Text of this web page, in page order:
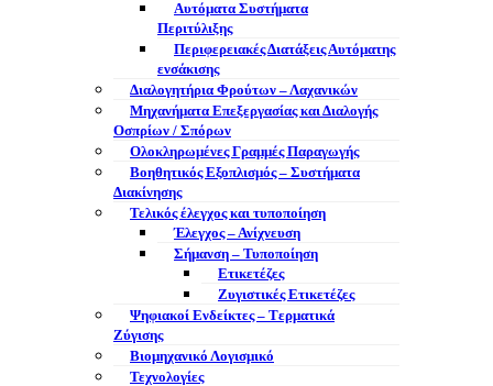
Αυτόματα Συστήματα
Περιτύλιξης
Περιφερειακές Διατάξεις Αυτόματης
ενσάκισης
Διαλογητήρια Φρούτων – Λαχανικών
Μηχανήματα Επεξεργασίας και Διαλογής
Οσπρίων / Σπόρων
Ολοκληρωμένες Γραμμές Παραγωγής
Βοηθητικός Εξοπλισμός – Συστήματα
Διακίνησης
Τελικός έλεγχος και τυποποίηση
Έλεγχος – Ανίχνευση
Σήμανση – Τυποποίηση
Ετικετέζες
Ζυγιστικές Ετικετέζες
Ψηφιακοί Ενδείκτες – Tερματικά
Ζύγισης
Βιομηχανικό Λογισμικό
Τεχνολογίες